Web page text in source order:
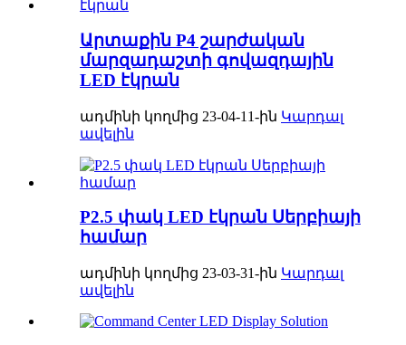
Արտաքին P4 շարժական
մարզադաշտի գովազդային
LED էկրան
ադմինի կողմից 23-04-11-ին Կարդալ
ավելին
P2.5 փակ LED էկրան Սերբիայի
համար
ադմինի կողմից 23-03-31-ին Կարդալ
ավելին